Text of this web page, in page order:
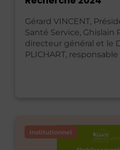
Gérard VINCENT,
Santé Service, Ghislain
directeur général et le
PLICHART, responsable
Institutionnel